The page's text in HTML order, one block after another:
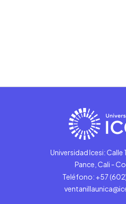
Universidad Icesi: Calle
Pance, Cali -
Teléfono: +57